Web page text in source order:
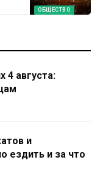
ОБЩЕСТВО
4 августа:
и
ездить и за что